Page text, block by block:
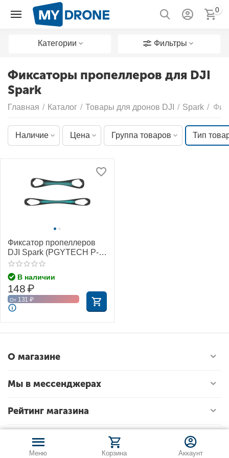
0
Категории Фильтры
Фиксаторы пропеллеров для DJI
Spark
Главная / Каталог / Товары для дронов DJI / Spark /
Наличие Цена Группа товаров Тип
Фиксатор пропеллеров
DJI Spark (PGYTECH P-
SP-118)
В наличии
148₽
От 131 ₽
О магазине
Мы в мессенджерах
Рейтинг магазина
Меню Корзина Аккаунт